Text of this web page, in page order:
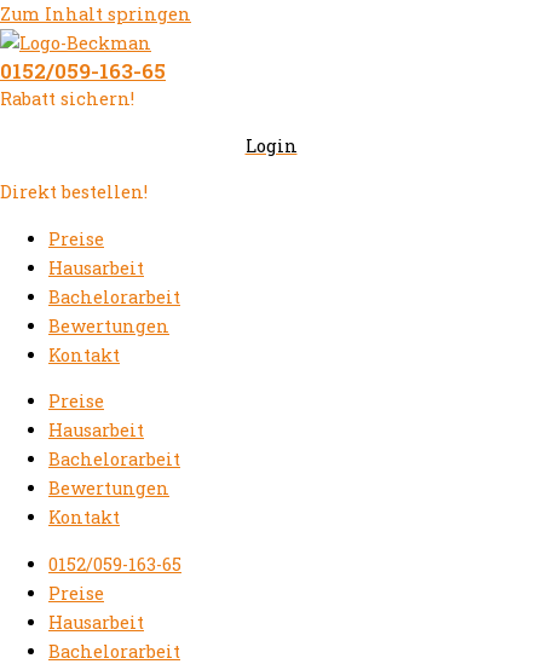
Zum Inhalt springen
0152/059-163-65
Rabatt sichern!
Login
Direkt bestellen!
Preise
Hausarbeit
Bachelorarbeit
Bewertungen
Kontakt
Preise
Hausarbeit
Bachelorarbeit
Bewertungen
Kontakt
0152/059-163-65
Preise
Hausarbeit
Bachelorarbeit